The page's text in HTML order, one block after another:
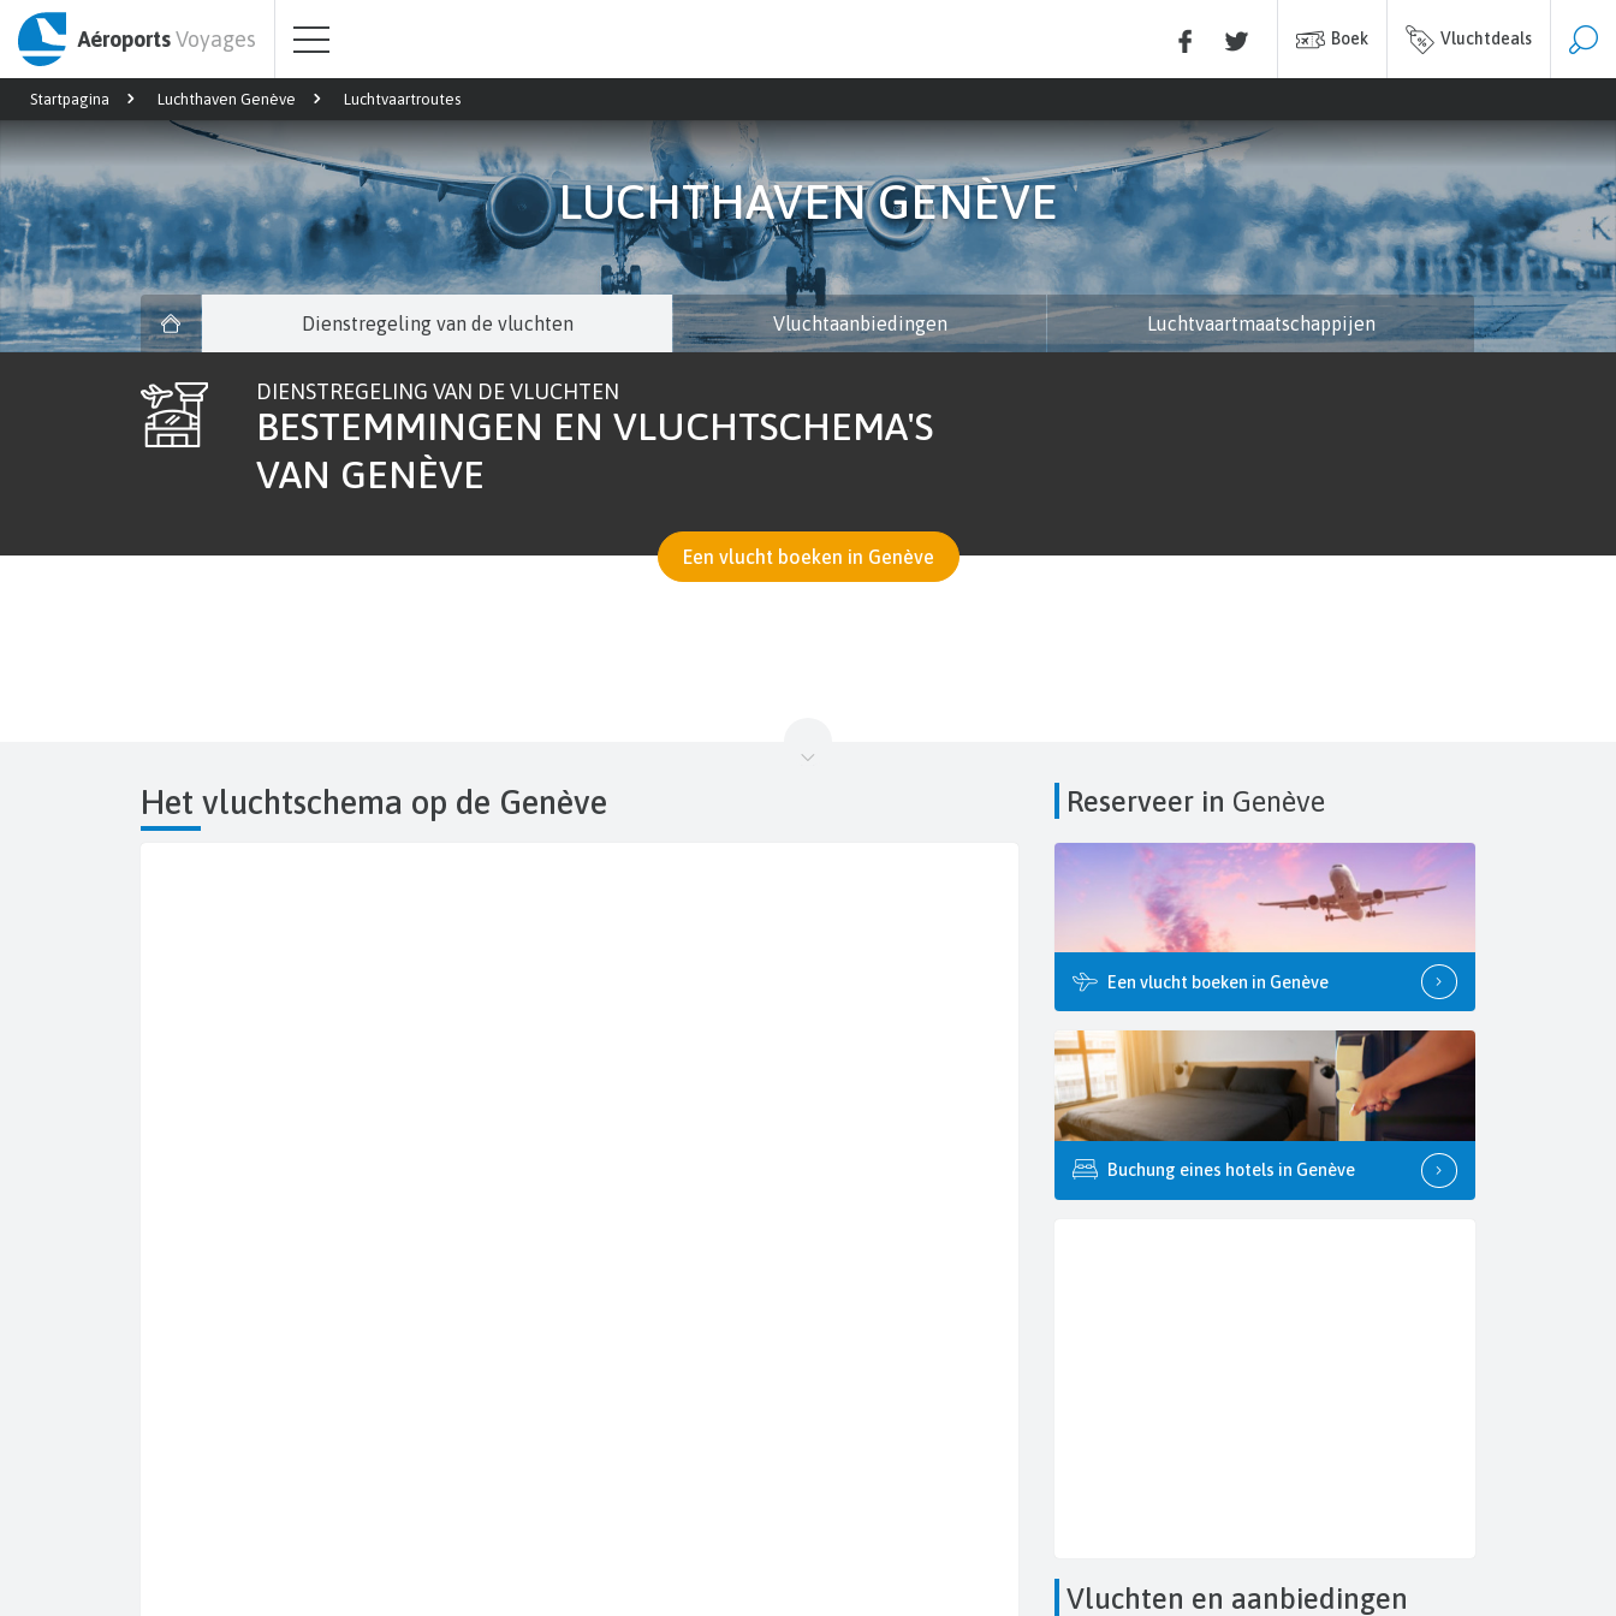
AéroportsVoyages Boek Vluchtdeals
Startpagina Luchthaven Genève Luchtvaartroutes
LUCHTHAVEN GENÈVE
Dienstregeling van de vluchten Vluchtaanbiedingen Luchtvaartmaatschappijen
DIENSTREGELING VAN DE VLUCHTEN
BESTEMMINGEN EN VLUCHTSCHEMA'S
VAN GENÈVE
Een vlucht boeken in Genève
Het vluchtschema op de Genève Reserveer in Genève
Een vlucht boeken in Genève
Buchung eines hotels in Genève
Vluchten en aanbiedingen